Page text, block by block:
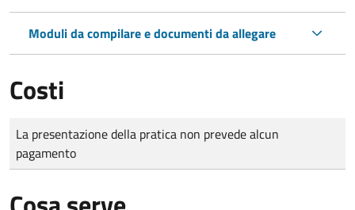
Moduli da compilare e documenti da allegare
Costi
Tipo di pagamento
Importo
La presentazione della pratica non prevede alcun
pagamento